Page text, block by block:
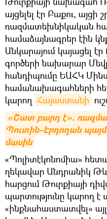
այցելել էր Բաքու, այցի
ռազմատեխնիկական
համաձայնագրեր էին
Անկարայում կայացել
գործերի նախարար
հանդիպումը ԵԱՀԿ
համանախագահների
կարող Հայաստանի
«Շատ բարդ է».
Պուտին–Էրդողան
մասին
«Պոլիտէկոնոմիա»
ղեկավար Անդրանիկ
հարցում Թուրքիայի
պարտությունը կարող է
«ինքնահաստատվել»